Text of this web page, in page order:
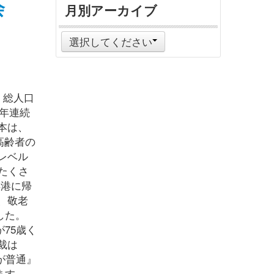
人口
連続
、
齢者の
ベル
くさ
に帰
敬老
。
歳く
は
通』
月別アーカイブ
選択してください